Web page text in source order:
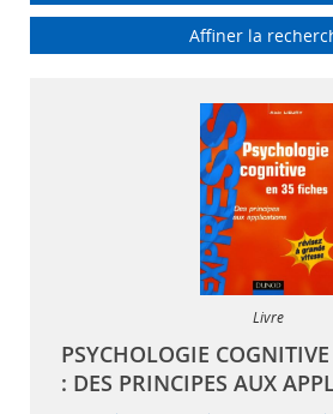
Affiner la
Livre
PSYCHOLOGIE
: DES PRINCIPES AUX